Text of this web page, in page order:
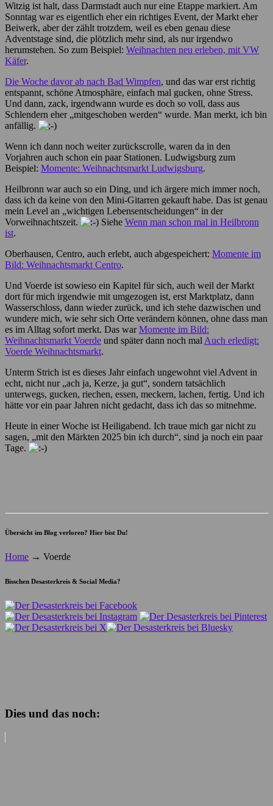
Witzig ist halt, dass Darmstadt auch nur eine Etappe markiert. Am
Sonntag war es eigentlich eher ein richtiges Event, der Markt eher
Beiwerk, aber der zählt trotzdem, weil es eben genau diese
Adventstage sind, die plötzlich mehr sind, als nur irgendwo
herumstehen. So zum Beispiel: Weihnachten neu erleben, mit VW
Käfer.
Die Woche davor ab nach Bad Wimpfen, und das war erst richtig
entspannt, schöne Atmosphäre, einfach mal gucken, ohne Stress.
Und dann, zack, irgendwann wurde es doch so voll, dass aus
Schlendern eher „mitgeschoben werden“ wurde. Man merkt, ich bin
anfällig.
Wenn ich dann noch weiter zurückscrolle, waren da in den
Vorjahren auch schon ein paar Stationen. Ludwigsburg zum
Beispiel: Momente: Weihnachtsmarkt Ludwigsburg.
Heilbronn war auch so ein Ding, und ich ärgere mich immer noch,
dass ich da keine von den Mini-Gitarren gekauft habe. Das ist genau
mein Level an „wichtigen Lebensentscheidungen“ in der
Vorweihnachtszeit.
Siehe Wenn man schon mal in Heilbronn
ist.
Oberhausen, Centro, auch erlebt, auch abgespeichert: Momente im
Bild: Weihnachtsmarkt Centro.
Und Voerde ist sowieso ein Kapitel für sich, auch weil der Markt
dort für mich irgendwie mit umgezogen ist, erst Marktplatz, dann
Wasserschloss, dann wieder zurück, und ich stehe dazwischen und
wundere mich, wie sehr sich Orte verändern können, ohne dass man
es im Alltag sofort merkt. Das warMomente im Bild:
Weihnachtsmarkt Voerde und später dann noch mal Auch erledigt:
Voerde Weihnachtsmarkt.
Unterm Strich ist es dieses Jahr einfach ungewohnt viel Advent in
echt, nicht nur „ach ja, Kerze, ja gut“, sondern tatsächlich
unterwegs, gucken, riechen, essen, meckern, lachen, fertig. Und ich
hätte vor ein paar Jahren nicht gedacht, dass ich das so mitnehme.
Heute in einer Woche ist Heiligabend. Ich traue mich gar nicht zu
sagen, „mit den Märkten 2025 bin ich durch“, sind ja noch ein paar
Tage.
Übersicht im Blog verloren? Hier bist Du!
Home → Voerde
Bisschen Desasterkreis & Social Media?
Dies und das noch: